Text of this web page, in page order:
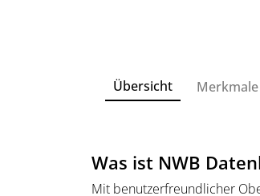
Übersicht Merkmale
Was ist NWB
Mit benutzerfreundlicher